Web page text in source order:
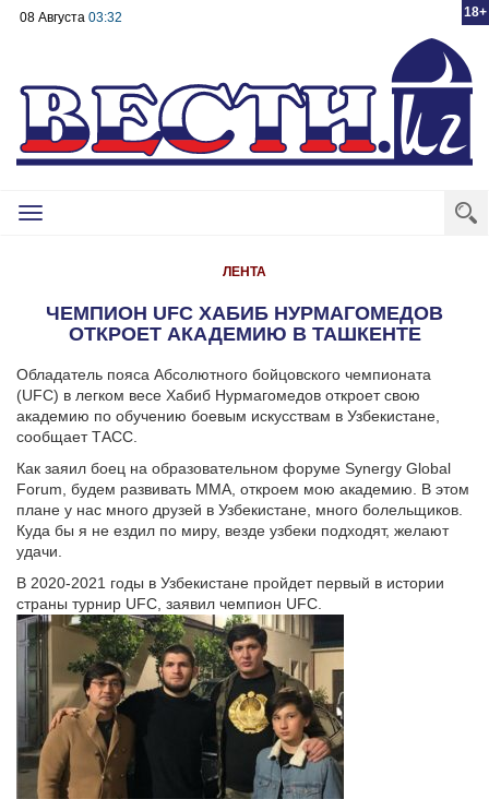
18+
08 Августа 03:32
Toggle
ЛЕНТА
ЧЕМПИОН UFC ХАБИБ НУРМАГОМЕДОВ
ОТКРОЕТ АКАДЕМИЮ В ТАШКЕНТЕ
Обладатель пояса Абсолютного бойцовского чемпионата
(UFC) в легком весе Хабиб Нурмагомедов откроет свою
академию по обучению боевым искусствам в Узбекистане,
сообщает ТАСС.
Как заяил боец на образовательном форуме Synergy Global
Forum, будем развивать ММА, откроем мою академию. В этом
плане у нас много друзей в Узбекистане, много болельщиков.
Куда бы я не ездил по миру, везде узбеки подходят, желают
удачи.
В 2020-2021 годы в Узбекистане пройдет первый в истории
страны турнир UFC, заявил чемпион UFC.